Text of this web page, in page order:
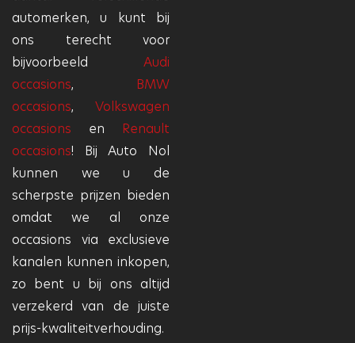
automerken, u kunt bij
ons terecht voor
bijvoorbeeld Audi
occasions, BMW
occasions, Volkswagen
occasions en Renault
occasions! Bij Auto Nol
kunnen we u de
scherpste prijzen bieden
omdat we al onze
occasions via exclusieve
kanalen kunnen inkopen,
zo bent u bij ons altijd
verzekerd van de juiste
prijs-kwaliteitverhouding.